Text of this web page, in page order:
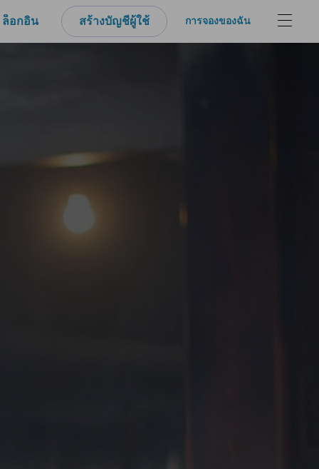
ล็อกอิน สร้างบัญชีผู้ใช้ การจองของฉัน